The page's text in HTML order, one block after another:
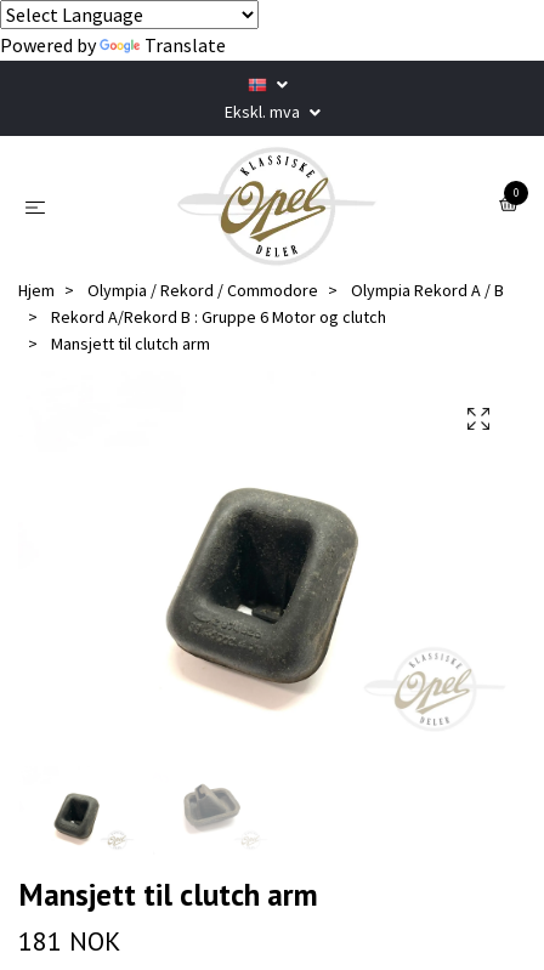
Powered by Translate
Ekskl. mva
0
Hjem Olympia / Rekord / Commodore
Olympia Rekord A / B
Rekord A/Rekord B : Gruppe 6 Motor og clutch
Mansjett til clutch arm
Mansjett til clutch arm
181 NOK